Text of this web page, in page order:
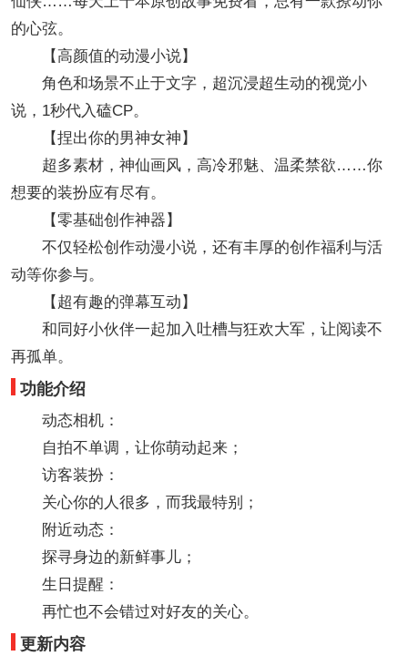
的心弦。
【高颜值的动漫小说】
角色和场景不止于文字，超沉浸超生动的视觉小
说，1秒代入磕CP。
【捏出你的男神女神】
超多素材，神仙画风，高冷邪魅、温柔禁欲……你
想要的装扮应有尽有。
【零基础创作神器】
不仅轻松创作动漫小说，还有丰厚的创作福利与活
动等你参与。
【超有趣的弹幕互动】
和同好小伙伴一起加入吐槽与狂欢大军，让阅读不
再孤单。
功能介绍
动态相机：
自拍不单调，让你萌动起来；
访客装扮：
关心你的人很多，而我最特别；
附近动态：
探寻身边的新鲜事儿；
生日提醒：
再忙也不会错过对好友的关心。
更新内容